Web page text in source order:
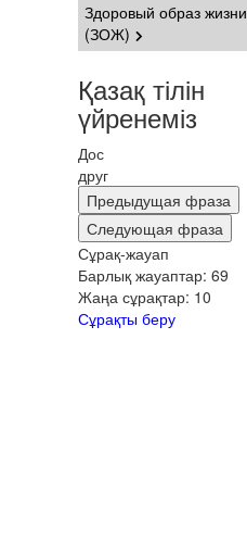
Здоровый образ жизни
(ЗОЖ)
Қазақ тілін
үйренеміз
Дос
друг
Предыдущая фраза
Следующая фраза
Сұрақ-жауап
Барлық жауаптар: 69
Жаңа сұрақтар: 10
Сұрақты беру